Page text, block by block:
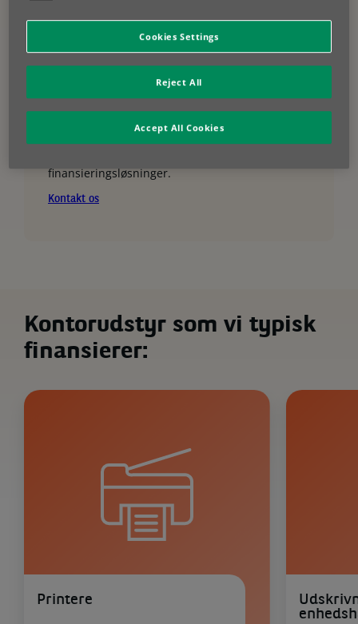
Få eksperthjælp til at gøre dine maskiner og
udstyr nemmere at sælge med fleksible leasing-
og brugsbaserede muligheder.
Opgrader din flåde på en smart måde. Tag en
snak med en af vores dygtige leasingeksperter
og få gode råd til, hvordan vi kan gøre dine
produkter og serviceydelser mere tilgængelige
finansieringsløsninger.
Kontakt os
Kontorudstyr som vi typisk
finansierer:
Printere
Cookies Settings
Reject All
Accept All Cookies